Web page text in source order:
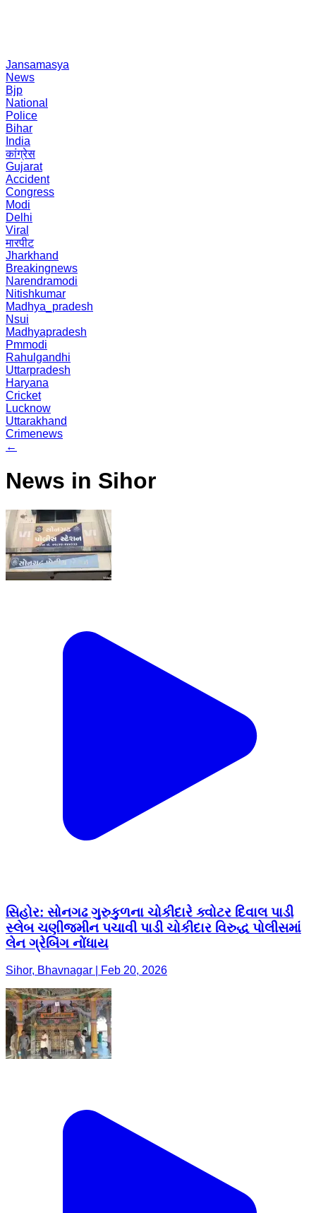
Jansamasya
News
Bjp
National
Police
Bihar
India
कांग्रेस
Gujarat
Accident
Congress
Modi
Delhi
Viral
मारपीट
Jharkhand
Breakingnews
Narendramodi
Nitishkumar
Madhya_pradesh
Nsui
Madhyapradesh
Pmmodi
Rahulgandhi
Uttarpradesh
Haryana
Cricket
Lucknow
Uttarakhand
Crimenews
←
News in Sihor
સિહોર: સોનગઢ ગુરુકુળના ચોકીદારે ક્વોટર દિવાલ પાડી
સ્લેબ ચણીજમીન પચાવી પાડી ચોકીદાર વિરુદ્ધ પોલીસમાં
લેન ગ્રેબિંગ નોંધાય
Sihor, Bhavnagar | Feb 20, 2026